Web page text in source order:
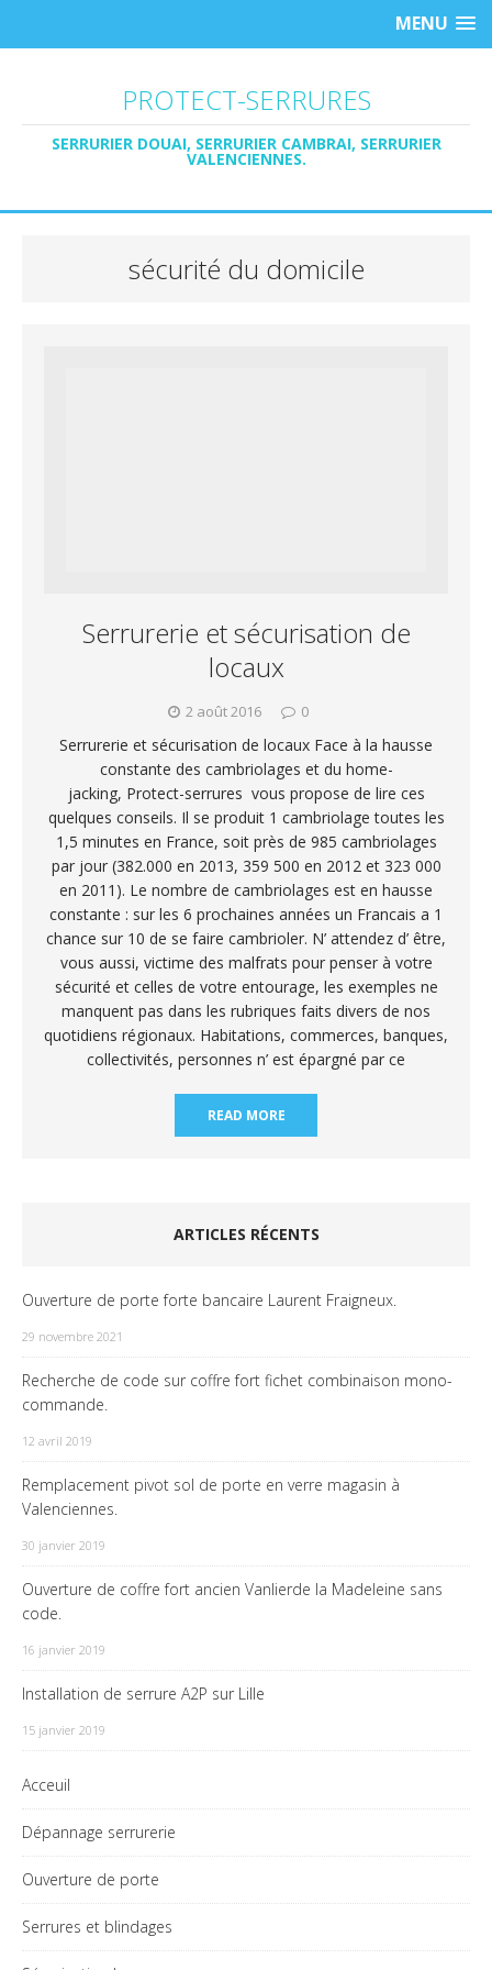
MENU
PROTECT-SERRURES
SERRURIER DOUAI, SERRURIER CAMBRAI, SERRURIER
VALENCIENNES.
sécurité du domicile
Serrurerie et sécurisation de
locaux
2 août 2016 0
Serrurerie et sécurisation de locaux Face à la hausse
constante des cambriolages et du home-
jacking, Protect-serrures vous propose de lire ces
quelques conseils. Il se produit 1 cambriolage toutes les
1,5 minutes en France, soit près de 985 cambriolages
par jour (382.000 en 2013, 359 500 en 2012 et 323 000
en 2011). Le nombre de cambriolages est en hausse
constante : sur les 6 prochaines années un Francais a 1
chance sur 10 de se faire cambrioler. N’ attendez d’ être,
vous aussi, victime des malfrats pour penser à votre
sécurité et celles de votre entourage, les exemples ne
manquent pas dans les rubriques faits divers de nos
quotidiens régionaux. Habitations, commerces, banques,
collectivités, personnes n’ est épargné par ce
READ MORE
ARTICLES RÉCENTS
Ouverture de porte forte bancaire Laurent Fraigneux.
29 novembre 2021
Recherche de code sur coffre fort fichet combinaison mono-
commande.
12 avril 2019
Remplacement pivot sol de porte en verre magasin à
Valenciennes.
30 janvier 2019
Ouverture de coffre fort ancien Vanlierde la Madeleine sans
code.
16 janvier 2019
Installation de serrure A2P sur Lille
15 janvier 2019
Acceuil
Dépannage serrurerie
Ouverture de porte
Serrures et blindages